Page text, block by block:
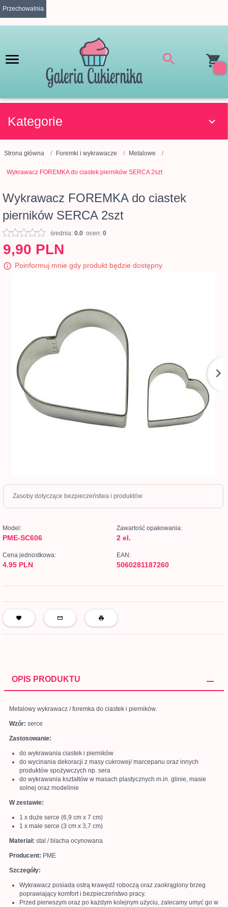
Przechowalnia
Kategorie
Strona główna Foremki i wykrawacze Metalowe
Wykrawacz FOREMKA do ciastek pierników SERCA 2szt
Wykrawacz FOREMKA do ciastek
pierników SERCA 2szt
średnia: 0.0 ocen: 0
9,90 PLN
Poinformuj mnie gdy produkt będzie dostępny
Zasoby dotyczące bezpieczeństwa i produktów
Model:
PME-SC606
Zawartość opakowania:
2 el.
Cena jednostkowa:
4.95 PLN
EAN:
5060281187260
OPIS PRODUKTU
Metalowy wykrawacz / foremka do ciastek i pierników.
Wzór: serce
Zastosowanie:
do wykrawania ciastek i pierników
do wycinania dekoracji z masy cukrowej/ marcepanu oraz innych
produktów spożywczych np. sera
do wykrawania kształtów w masach plastycznych m.in. glinie, masie
solnej oraz modelinie
W zestawie:
1 x duże serce (6,9 cm x 7 cm)
1 x małe serce (3 cm x 3,7 cm)
Materiał: stal / blacha ocynowana
Producent: PME
Szczegóły:
Wykrawacz posiada ostrą krawędź roboczą oraz zaokrąglony brzeg
poprawiający komfort i bezpieczeństwo pracy.
Przed pierwszym oraz po każdym kolejnym użyciu, zalecamy umyć go w